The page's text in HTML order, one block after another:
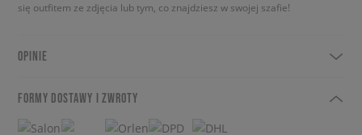
się outfitem ze zdjęcia lub tym, co znajdziesz w swojej szafie!
OPINIE
FORMY DOSTAWY I ZWROTY